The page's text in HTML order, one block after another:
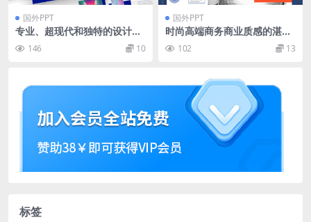
国外PPT
专业、超现代和独特的设计的
波普艺术PPT模板
146 10
国外PPT
时尚高端商务商业质感的湛蓝
配色的powerpoint幻灯片演
示模版（pptx）
102 13
标签